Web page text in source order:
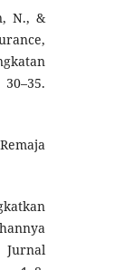
N., &
Jurnal